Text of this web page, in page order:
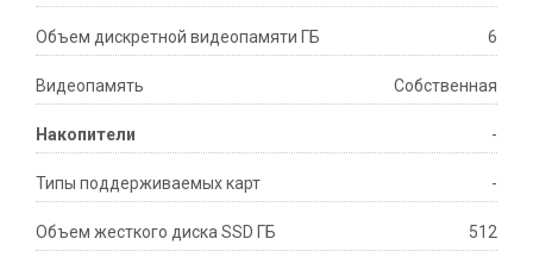
Объем дискретной видеопамяти ГБ 6
Видеопамять Собственная
Накопители -
Типы поддерживаемых карт -
Объем жесткого диска SSD ГБ 512